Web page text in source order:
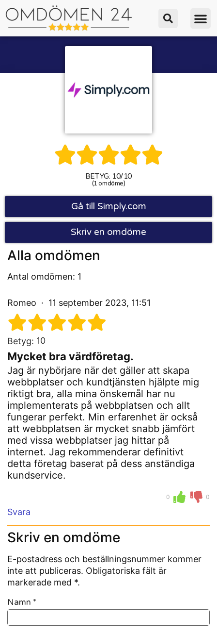

BETYG: 10/10
(1 omdöme)
Gå till Simply.com
Skriv en omdöme
Alla omdömen
Antal omdömen: 1
Romeo 11 september 2023, 11:51
Betyg: 10
Mycket bra värdföretag.
Jag är nybörjare när det gäller att skapa
webbplatser och kundtjänsten hjälpte mig
riktigt bra, alla mina önskemål har nu
implementerats på webbplatsen och allt
fungerar perfekt. Min erfarenhet är också
att webbplatsen är mycket snabb jämfört
med vissa webbplatser jag hittar på
internet. Jag rekommenderar definitivt
detta företag baserat på dess anständiga
kundservice.
0 0
Svara
Skriv en omdöme
E-postadress och beställningsnummer kommer
inte att publiceras. Obligatoriska fält är
markerade med *.
Namn *